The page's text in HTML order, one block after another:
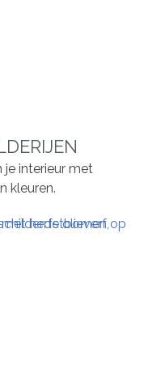
je interieur met
kleuren.